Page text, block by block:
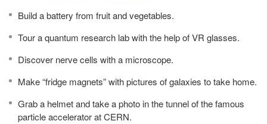
Build a battery from fruit and vegetables.
Tour a quantum research lab with the help of VR glasses.
Discover nerve cells with a microscope.
Make “fridge magnets” with pictures of galaxies to take home.
Grab a helmet and take a photo in the tunnel of the famous
particle accelerator at CERN.